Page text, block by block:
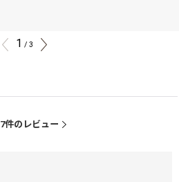
1 / 3
7件のレビュー